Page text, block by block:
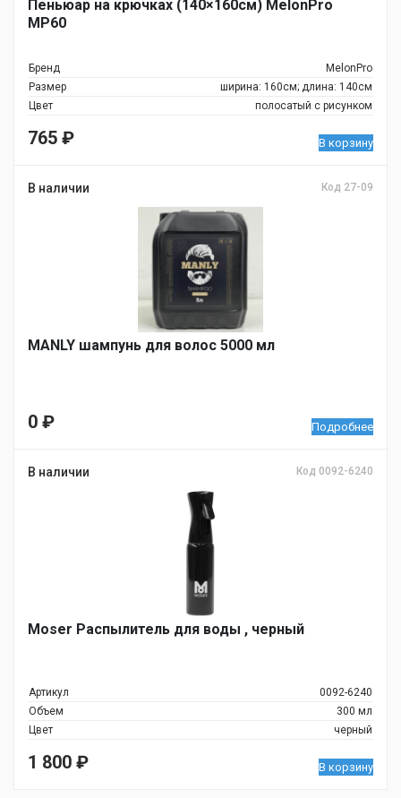
Пеньюар на крючках (140×160см) MelonPro
MP60
Бренд
MelonPro
Размер
ширина: 160см; длина: 140см
Цвет
полосатый с рисунком
765 ₽ В корзину
В наличии Код 27-09
MANLY шампунь для волос 5000 мл
0 ₽ Подробнее
В наличии Код 0092-6240
Moser Распылитель для воды , черный
Артикул
0092-6240
Объем
300 мл
Цвет
черный
1 800 ₽ В корзину